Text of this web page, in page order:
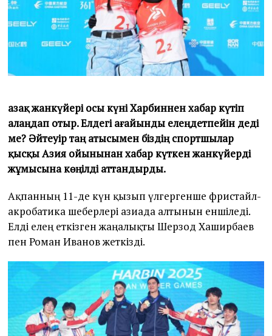
5
Қазақ жанкүйері осы күні Харбиннен хабар күтіп
алаңдап отыр. Елдегі ағайынды елеңдетпейін деді
ме? Әйтеуір таң атысымен біздің спортшылар
қысқы Азия ойынынан хабар күткен жанкүйерді
жұмысына көңілді аттандырды.
Ақпанның 11-де күн қызып үлгергенше фристайл-
акробатика шеберлері азиада алтынын еншіледі.
Елді елең еткізген жаңалықты Шерзод Хаширбаев
пен Роман Иванов жеткізді.